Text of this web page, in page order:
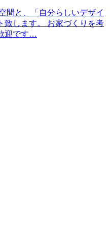
間と、「自分らしいデザイ
致します。 お家づくりを考
迎です…